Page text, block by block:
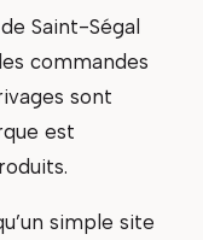
Saint-Ségal
commandes
sont
est
simple site